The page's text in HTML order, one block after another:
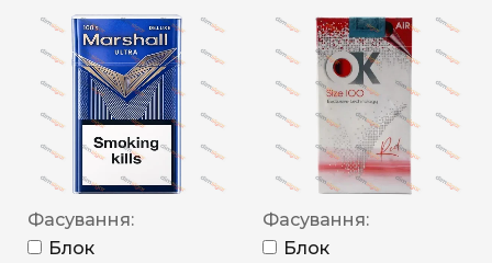
Фасування:
Блок
Фасування:
Блок